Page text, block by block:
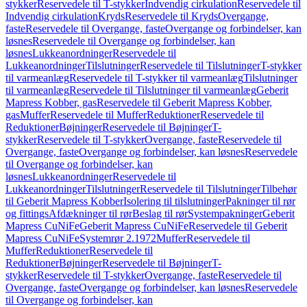
stykkerReservedele til T-stykkerIndvendig cirkulationReservedele til
Indvendig cirkulationKrydsReservedele til KrydsOvergange,
fasteReservedele til Overgange, fasteOvergange og forbindelser, kan
løsnesReservedele til Overgange og forbindelser, kan
løsnesLukkeanordningerReservedele til
LukkeanordningerTilslutningerReservedele til TilslutningerT-stykker
til varmeanlægReservedele til T-stykker til varmeanlægTilslutninger
til varmeanlægReservedele til Tilslutninger til varmeanlægGeberit
Mapress Kobber, gasReservedele til Geberit Mapress Kobber,
gasMufferReservedele til MufferReduktionerReservedele til
ReduktionerBøjningerReservedele til BøjningerT-
stykkerReservedele til T-stykkerOvergange, fasteReservedele til
Overgange, fasteOvergange og forbindelser, kan løsnesReservedele
til Overgange og forbindelser, kan
løsnesLukkeanordningerReservedele til
LukkeanordningerTilslutningerReservedele til TilslutningerTilbehør
til Geberit Mapress KobberIsolering til tilslutningerPakninger til rør
og fittingsAfdækninger til rørBeslag til rørSystempakningerGeberit
Mapress CuNiFeGeberit Mapress CuNiFeReservedele til Geberit
Mapress CuNiFeSystemrør 2.1972MufferReservedele til
MufferReduktionerReservedele til
ReduktionerBøjningerReservedele til BøjningerT-
stykkerReservedele til T-stykkerOvergange, fasteReservedele til
Overgange, fasteOvergange og forbindelser, kan løsnesReservedele
til Overgange og forbindelser, kan